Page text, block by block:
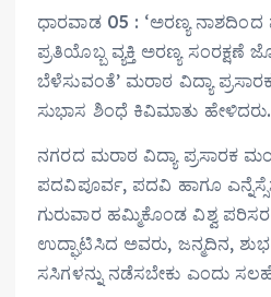
ಧಾರವಾಡ 05 : ‘ಅರಣ್ಯ
ಪ್ರತಿಯೊಬ್ಬ ವ್ಯಕ್ತಿ ಅರಣ್ಯ ಸಂರಕ್ಷಣೆ
ಬೆಳೆಸುವಂತೆ’ ಮರಾಠ ವಿದ್ಯಾ
ಸುಭಾಸ ಶಿಂಧೆ ಕಿವಿಮಾತು ಹೇಳಿದರು.
ನಗರದ ಮರಾಠ ವಿದ್ಯಾ ಪ್ರಸಾರಕ
ಪದವಿಪೂರ್ವ, ಪದವಿ ಹಾಗೂ
ಗುರುವಾರ ಹಮ್ಮಿಕೊಂಡ ವಿಶ್ವ
ಉದ್ಘಾಟಿಸಿದ ಅವರು, ಜನ್ಮದಿನ,
ಸಸಿಗಳನ್ನು ನಡೆಸಬೇಕು ಎಂದು